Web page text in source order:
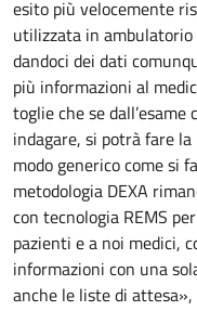
esito più velocemente
utilizzata in
dandoci dei dati
più informazioni al
toglie che se
indagare, si potrà fare
modo generico come si
metodologia DEXA
con tecnologia REMS
pazienti e a noi medici,
informazioni con una
anche le liste di attesa»,